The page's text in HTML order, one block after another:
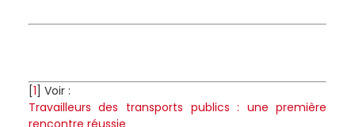
[1] Voir :
Travailleurs des transports publics : une première
rencontre réussie